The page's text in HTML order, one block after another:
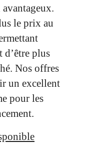
avantageux.
le prix au
d’être plus
Nos offres
un excellent
pour les